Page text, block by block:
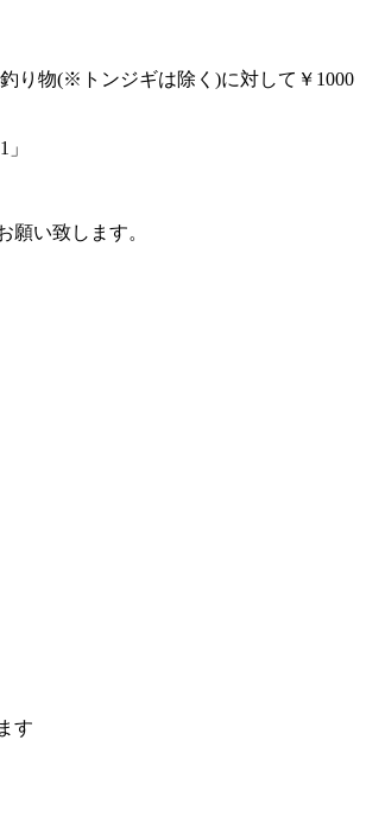
り物(※トンジギは除く)に対して￥1000
願い致します。
す